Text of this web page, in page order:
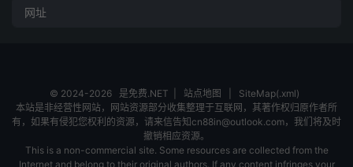
© 2024-2026 是免费.NET 站点地图
SiteMap(.xml)
本站是非经营性网站，网站资源部分收集整理于互联网，其著作权归原作者所
有，如果有侵犯您权利的资源，请来信告知cn88in@outlook.com，我们将及时
撤销相应资源。
This is a non-commercial site. Some resources are collected from the
Internet and belong to their original authors. If any content infringes your